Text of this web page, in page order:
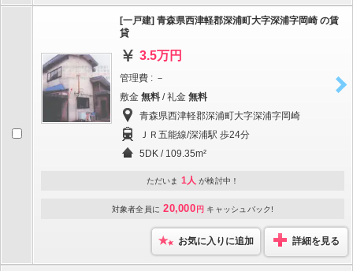
[一戸建] 青森県西津軽郡深浦町大字深浦字岡崎 の賃
貸
3.5万円
管理費 : －
敷金 無料 / 礼金 無料
青森県西津軽郡深浦町大字深浦字岡崎
ＪＲ五能線/深浦駅 歩24分
5DK / 109.35m²
ただいま 1人 が検討中！
対象者全員に 20,000 円 キャッシュバック!
お気に入りに追加 詳細を見る